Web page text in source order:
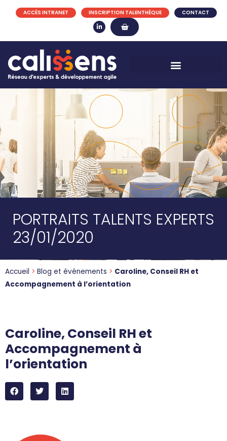
ACCÈS INTRANET INSCRIPTION TALENTHÈQUE CONTACT
PORTRAITS TALENTS EXPERTS
23/01/2020
Accueil > Blog et événements > Caroline, Conseil RH et
Accompagnement à l’orientation
Caroline, Conseil RH et
Accompagnement à
l’orientation